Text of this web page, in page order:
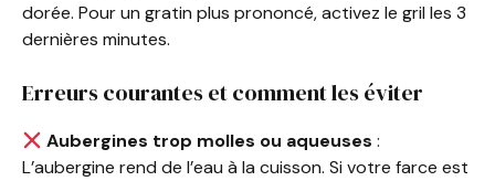
dorée. Pour un gratin plus prononcé, activez le gril les 3
dernières minutes.
Erreurs courantes et comment les éviter
Aubergines trop molles ou aqueuses :
L’aubergine rend de l’eau à la cuisson. Si votre farce est